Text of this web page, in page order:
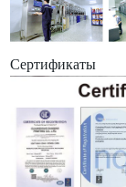
Сертификаты